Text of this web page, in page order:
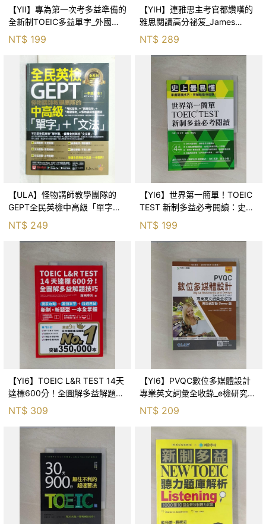
【YII】專為第一次考多益準備的
全新制TOEIC多益單字_外國語
研究發展中心
NT$ 199
【YIH】連雅思主考官都讚嘆的
雅思閱讀高分祕笈_James
Brown
NT$ 289
【ULA】怪物講師教學團隊的
GEPT全民英檢中高級「單字」+
「文法」(附文法教學影片+
「Youtor App」內含VRP虛擬點
讀筆)_
NT$ 249
【YI6】世界第一簡單！TOEIC
TEST 新制多益必考閱讀：史上
最易懂！掌握閱讀技巧，答題就
NT$ 199
【YI6】TOEIC L&R TEST 14天
達標600分！全圖解多益解題技
巧_塚田幸光, 蔡易伶
NT$ 309
【YI6】PVQC數位多媒體設計
專業英文詞彙全收錄_e檢研究團
隊編
NT$ 209